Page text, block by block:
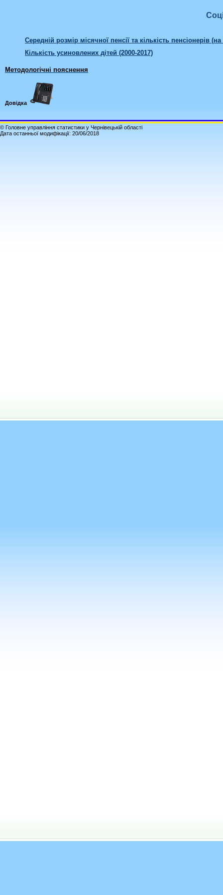
Середній розмір місячної пенсії та кількість пенсіонерів
Кількість усиновлених дітей (2000-2017)
Методологічні пояснення
Довідка
© Головне управління статистики у Чернівецькій області
Дата останньої модифікації: 20/06/2018